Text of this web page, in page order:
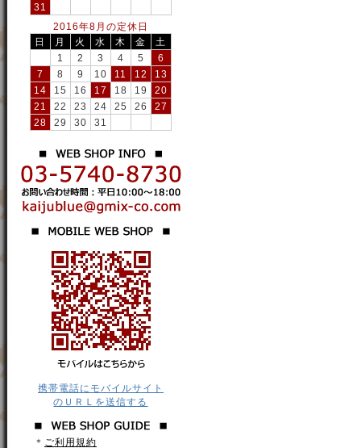
31
2016年8月の定休日
日
月 火 水 木 金
土
1
2 3 4 5
6
7
8 9 10 11 12
13
14
15 16 17 18 19
20
21
22 23 24 25 26
27
28
29 30 31
携帯電話にモバイルサイト
のＵＲＬを送信する
＊ ご利用規約